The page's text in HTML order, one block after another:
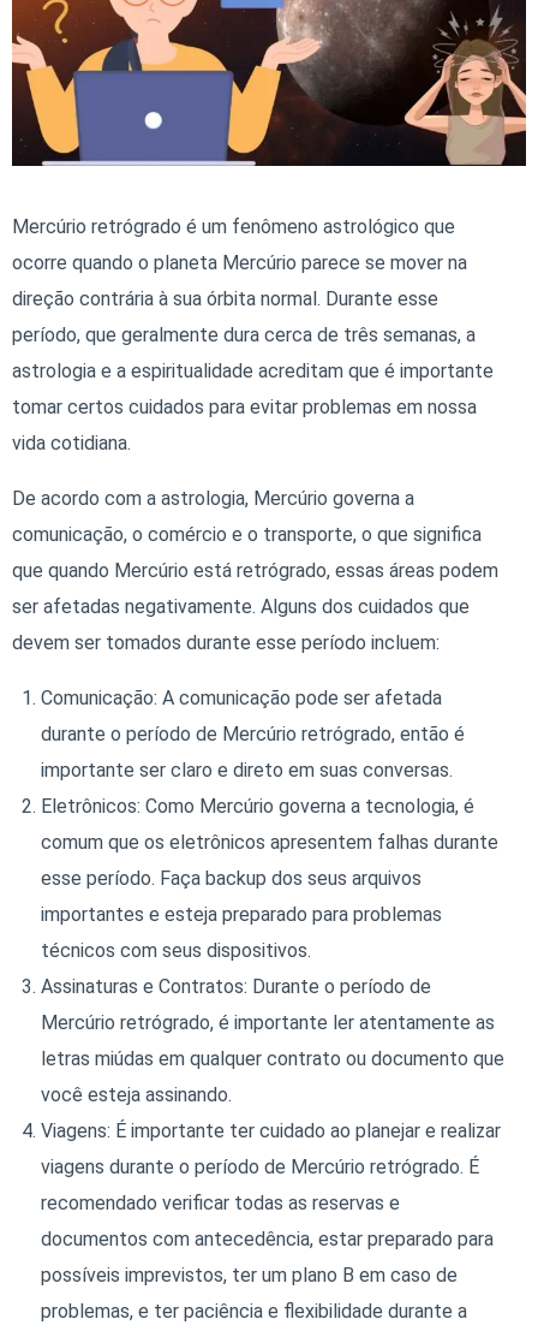
Mercúrio retrógrado é um fenômeno astrológico que
ocorre quando o planeta Mercúrio parece se mover na
direção contrária à sua órbita normal. Durante esse
período, que geralmente dura cerca de três semanas, a
astrologia e a espiritualidade acreditam que é importante
tomar certos cuidados para evitar problemas em nossa
vida cotidiana.
De acordo com a astrologia, Mercúrio governa a
comunicação, o comércio e o transporte, o que significa
que quando Mercúrio está retrógrado, essas áreas podem
ser afetadas negativamente. Alguns dos cuidados que
devem ser tomados durante esse período incluem:
Comunicação: A comunicação pode ser afetada
durante o período de Mercúrio retrógrado, então é
importante ser claro e direto em suas conversas.
Eletrônicos: Como Mercúrio governa a tecnologia, é
comum que os eletrônicos apresentem falhas durante
esse período. Faça backup dos seus arquivos
importantes e esteja preparado para problemas
técnicos com seus dispositivos.
Assinaturas e Contratos: Durante o período de
Mercúrio retrógrado, é importante ler atentamente as
letras miúdas em qualquer contrato ou documento que
você esteja assinando.
Viagens: É importante ter cuidado ao planejar e realizar
viagens durante o período de Mercúrio retrógrado. É
recomendado verificar todas as reservas e
documentos com antecedência, estar preparado para
possíveis imprevistos, ter um plano B em caso de
problemas, e ter paciência e flexibilidade durante a